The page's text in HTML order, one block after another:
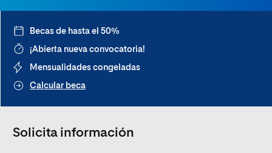
Becas de hasta el 50%
¡Abierta nueva convocatoria!
Mensualidades congeladas
Calcular beca
Solicita información